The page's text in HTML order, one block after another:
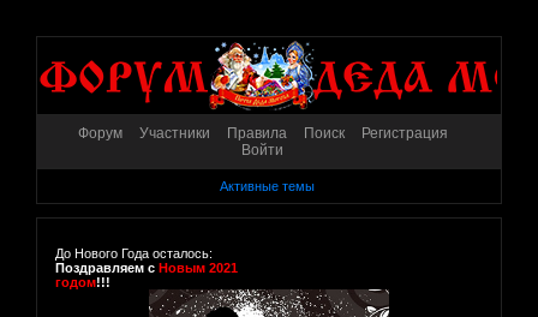
Форум Участники Правила Поиск
Регистрация
Войти
Активные темы
До Нового Года осталось:
Поздравляем с Новым 2021
годом!!!